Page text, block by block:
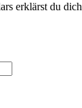
erklärst du